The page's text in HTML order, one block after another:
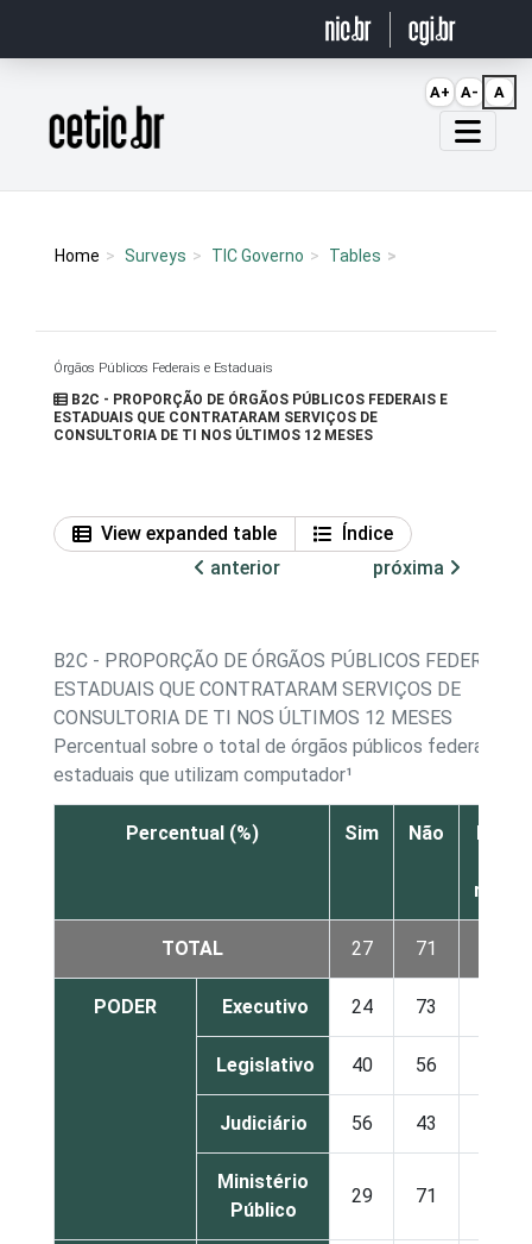
Página inicial
Home Surveys TIC Governo Tables
Órgãos Públicos Federais e Estaduais
B2C - PROPORÇÃO DE ÓRGÃOS PÚBLICOS FEDERAIS E
ESTADUAIS QUE CONTRATARAM SERVIÇOS DE
CONSULTORIA DE TI NOS ÚLTIMOS 12 MESES
View expanded table
Índice
anterior
próxima
B2C - PROPORÇÃO DE ÓRGÃOS PÚBLICOS FEDERAIS E
ESTADUAIS QUE CONTRATARAM SERVIÇOS DE
CONSULTORIA DE TI NOS ÚLTIMOS 12 MESES
Percentual sobre o total de órgãos públicos federais e
estaduais que utilizam computador¹
Percentual (%) Sim Não
Não
TOTAL 27 71
PODER Executivo 24 73
Legislativo 40 56
Judiciário 56 43
Ministério
Público
29 71
A+ A- A